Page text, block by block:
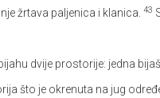
žrtava paljenica i klanica. 43
dvije prostorije: jedna
što je okrenuta na jug